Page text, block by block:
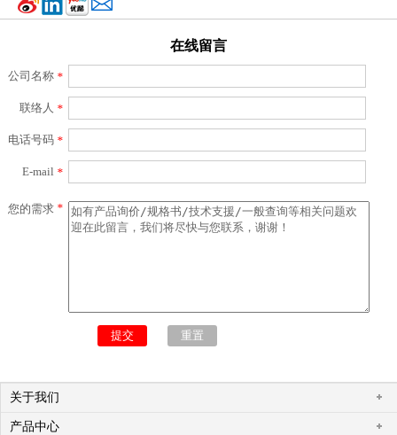
在线留言
公司名称 *
联络人 *
电话号码 *
E-mail *
您的需求*
关于我们
产品中心